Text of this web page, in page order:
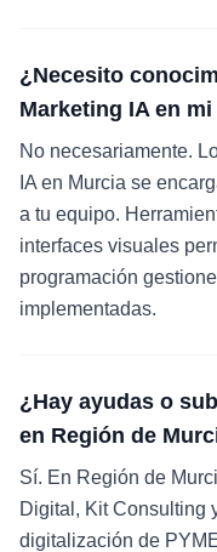
¿Necesito
Marketing IA en
No necesariamente.
IA en Murcia se
a tu equipo.
interfaces visuales
programación
implementadas.
¿Hay ayudas o
en Región de
Sí. En Región de
Digital, Kit Consulting
digitalización de